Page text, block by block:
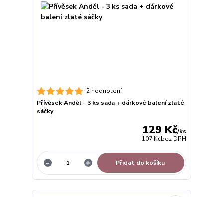
2 hodnocení
Přívěsek Anděl - 3 ks sada + dárkové balení zlaté
sáčky
129 Kč/ks
107 Kčbez DPH
Přidat do košíku